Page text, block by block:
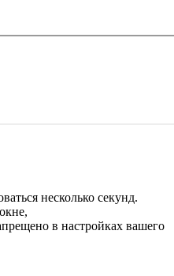
несколько секунд.
в настройках вашего